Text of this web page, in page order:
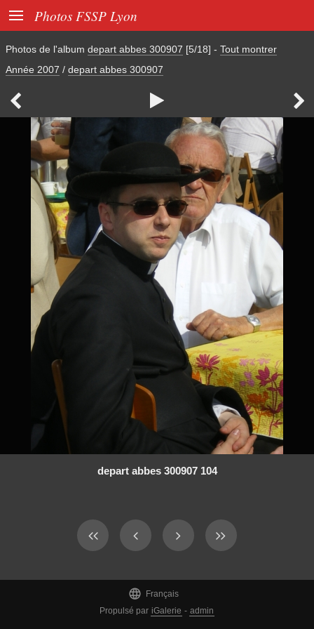
 Photos FSSP Lyon
Photos de l'album depart abbes 300907 [5/18] - Tout montrer
Année 2007 / depart abbes 300907
  
depart abbes 300907 104

Français
Propulsé par iGalerie - admin